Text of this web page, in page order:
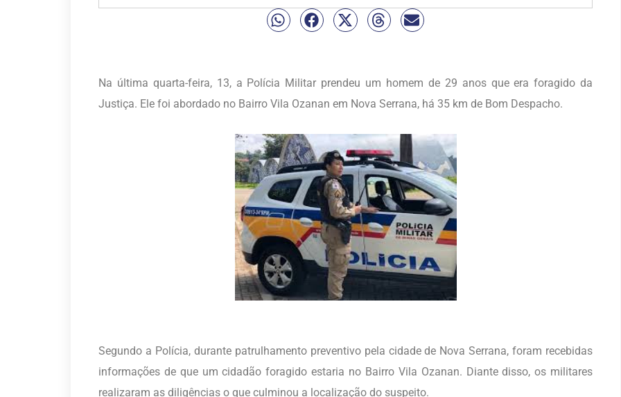
Na última quarta-feira, 13, a Polícia Militar prendeu um homem de 29 anos que era foragido da
Justiça. Ele foi abordado no Bairro Vila Ozanan em Nova Serrana, há 35 km de Bom Despacho.
Segundo a Polícia, durante patrulhamento preventivo pela cidade de Nova Serrana, foram recebidas
informações de que um cidadão foragido estaria no Bairro Vila Ozanan. Diante disso, os militares
realizaram as diligências o que culminou a localização do suspeito.